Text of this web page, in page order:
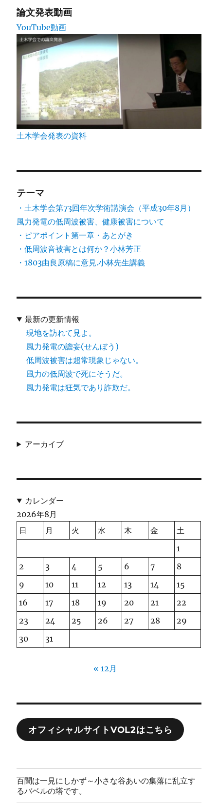
論文発表動画
YouTube動画
土木学会発表の資料
テーマ
・土木学会第73回年次学術講演会（平成30年8月）
風力発電の低周波被害、健康被害について
・ピアポイント第一章・あとがき
・低周波音被害とは何か？小林芳正
・1803由良原稿に意見.小林先生講義
最新の更新情報
現地を訪れて見よ。
風力発電の譫妄(せんぼう)
低周波被害は超常現象じゃない。
風力の低周波で死にそうだ。
風力発電は狂気であり詐欺だ。
アーカイブ
カレンダー
2026年8月
日
月 火 水 木 金
土
1
2
3 4 5 6 7
8
9
10 11 12 13 14
15
16
17 18 19 20 21
22
23
24 25 26 27 28
29
30
31
« 12月
オフィシャルサイトVOL2はこちら
百聞は一見にしかず～小さな谷あいの集落に乱立す
るバベルの塔です。